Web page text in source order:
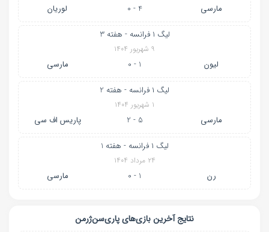
مارسی 4 - 0 لوریان
لیگ ۱ فرانسه - هفته 3
۹ شهریور ۱۴۰۴
لیون 1 - 0 مارسی
لیگ ۱ فرانسه - هفته 2
۱ شهریور ۱۴۰۴
مارسی 5 - 2 پاریس اف سی
لیگ ۱ فرانسه - هفته 1
۲۴ مرداد ۱۴۰۴
رن 1 - 0 مارسی
نتایج آخرین بازی‌های پاری‌سن‌ژرمن